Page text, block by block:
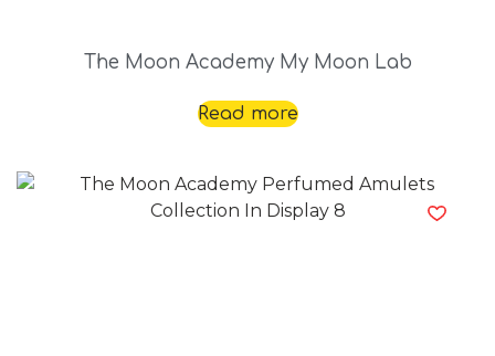
The Moon Academy My Moon Lab
Read more